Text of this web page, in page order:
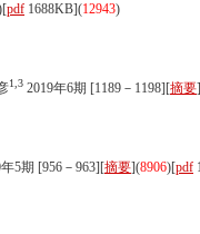
[pdf 1688KB](12943)
1,3 2019年6期 [1189－1198][摘要
年5期 [956－963][摘要](8906)[pdf